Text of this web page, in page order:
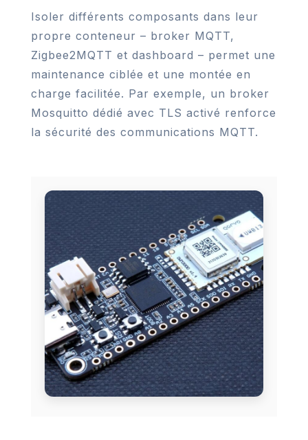
Isoler différents composants dans leur
propre conteneur – broker MQTT,
Zigbee2MQTT et dashboard – permet une
maintenance ciblée et une montée en
charge facilitée. Par exemple, un broker
Mosquitto dédié avec TLS activé renforce
la sécurité des communications MQTT.